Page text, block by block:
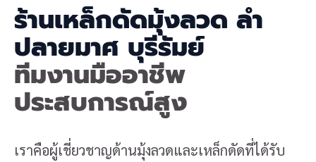
ร้านเหล็กดัดมุ้งลวด ลำ
ปลายมาศ บุรีรัมย์
ทีมงานมืออาชีพ
ประสบการณ์สูง
เราคือผู้เชี่ยวชาญด้านมุ้งลวดและเหล็กดัดที่ได้รับ